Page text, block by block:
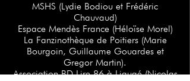
MSHS (Lydie Bodiou et Frédéric
Chauvaud)
Espace Mendès France (Héloïse Morel)
La Fanzinothèque de Poitiers (Marie
Bourgoin, Guillaume Gouardes et
Gregor Martin).
Association BD Lire 86 à Ligugé (Nicolas